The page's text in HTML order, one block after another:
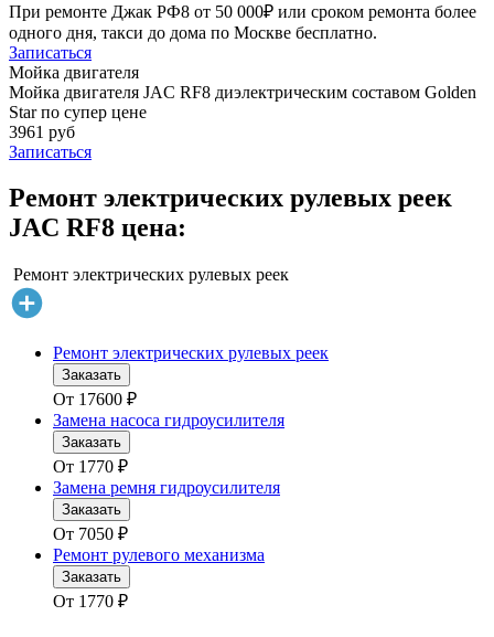
При ремонте Джак РФ8 от 50 000₽ или сроком ремонта более
одного дня, такси до дома по Москве бесплатно.
Записаться
Мойка двигателя
Мойка двигателя JAC RF8 диэлектрическим составом Golden
Star по супер цене
3961 руб
Записаться
Ремонт электрических рулевых реек
JAC RF8 цена:
Ремонт электрических рулевых реек
Ремонт электрических рулевых реек
Заказать
От 17600 ₽
Замена насоса гидроусилителя
Заказать
От 1770 ₽
Замена ремня гидроусилителя
Заказать
От 7050 ₽
Ремонт рулевого механизма
Заказать
От 1770 ₽